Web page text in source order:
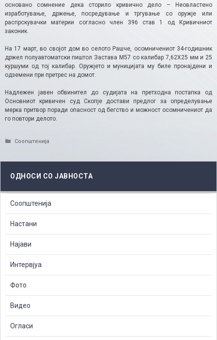
основано сомнение дека сторило кривично дело – Неовластено
изработување, држење, посредување и тргување со оружје или
распрскувачки материи согласно член 396 став 1 од Кривичниот
законик.
На 17 март, во својот дом во селото Рашче, осомничениот 34-годишник
држел полуавтоматски пиштол Застава М57 со калибар 7,62Х25 мм и 25
куршуми од тој калибар. Оружјето и муницијата му биле пронајдени и
одземени при претрес на домот.
Надлежен јавен обвинител до судијата на претходна постапка од
Основниот кривичен суд Скопје достави предлог за определување
мерка притвор поради опасност од бегство и можност осомничениот да
го повтори делото.
Categories
Соопштенија
ОДНОСИ СО ЈАВНОСТА
Соопштенија
Настани
Најави
Интервјуа
Фото
Видео
Огласи